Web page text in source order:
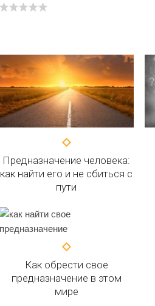
Предназначение человека:
как найти его и не сбиться с
пути
Как обрести свое
предназначение в этом
мире